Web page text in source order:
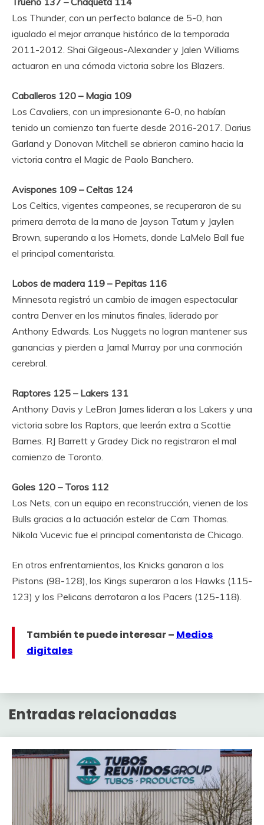
Los Thunder, con un perfecto balance de 5-0, han
igualado el mejor arranque histórico de la temporada
2011-2012. Shai Gilgeous-Alexander y Jalen Williams
actuaron en una cómoda victoria sobre los Blazers.
Caballeros 120 – Magia 109
Los Cavaliers, con un impresionante 6-0, no habían
tenido un comienzo tan fuerte desde 2016-2017. Darius
Garland y Donovan Mitchell se abrieron camino hacia la
victoria contra el Magic de Paolo Banchero.
Avispones 109 – Celtas 124
Los Celtics, vigentes campeones, se recuperaron de su
primera derrota de la mano de Jayson Tatum y Jaylen
Brown, superando a los Hornets, donde LaMelo Ball fue
el principal comentarista.
Lobos de madera 119 – Pepitas 116
Minnesota registró un cambio de imagen espectacular
contra Denver en los minutos finales, liderado por
Anthony Edwards. Los Nuggets no logran mantener sus
ganancias y pierden a Jamal Murray por una conmoción
cerebral.
Raptores 125 – Lakers 131
Anthony Davis y LeBron James lideran a los Lakers y una
victoria sobre los Raptors, que leerán extra a Scottie
Barnes. RJ Barrett y Gradey Dick no registraron el mal
comienzo de Toronto.
Goles 120 – Toros 112
Los Nets, con un equipo en reconstrucción, vienen de los
Bulls gracias a la actuación estelar de Cam Thomas.
Nikola Vucevic fue el principal comentarista de Chicago.
En otros enfrentamientos, los Knicks ganaron a los
Pistons (98-128), los Kings superaron a los Hawks (115-
123) y los Pelicans derrotaron a los Pacers (125-118).
También te puede interesar – Medios
digitales
Entradas relacionadas